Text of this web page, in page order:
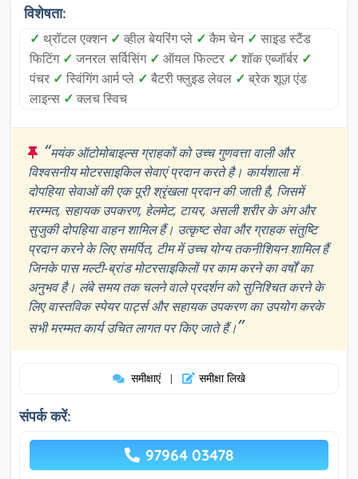
विशेषता:
✓ थ्रॉटल एक्शन ✓ व्हील बेयरिंग प्ले ✓ कैम चेन ✓ साइड स्टैंड
फिटिंग ✓ जनरल सर्विसिंग ✓ ऑयल फिल्टर ✓ शॉक एब्जॉर्बर ✓
पंचर ✓ स्विंगिंग आर्म प्ले ✓ बैटरी फ्लुइड लेवल ✓ ब्रेक शूज़ एंड
लाइन्स ✓ क्लच स्विच
“मयंक ऑटोमोबाइल्स ग्राहकों को उच्च गुणवत्ता वाली और
विश्वसनीय मोटरसाइकिल सेवाएं प्रदान करते है। कार्यशाला में
दोपहिया सेवाओं की एक पूरी श्रृंखला प्रदान की जाती है, जिसमें
मरम्मत, सहायक उपकरण, हेलमेट, टायर, असली शरीर के अंग और
सुजुकी दोपहिया वाहन शामिल हैं। उत्कृष्ट सेवा और ग्राहक संतुष्टि
प्रदान करने के लिए समर्पित, टीम में उच्च योग्य तकनीशियन शामिल हैं
जिनके पास मल्टी-ब्रांड मोटरसाइकिलों पर काम करने का वर्षों का
अनुभव है। लंबे समय तक चलने वाले प्रदर्शन को सुनिश्चित करने के
लिए वास्तविक स्पेयर पार्ट्स और सहायक उपकरण का उपयोग करके
सभी मरम्मत कार्य उचित लागत पर किए जाते हैं।”
समीक्षाएं | समीक्षा लिखे
संपर्क करें:
97964 03478